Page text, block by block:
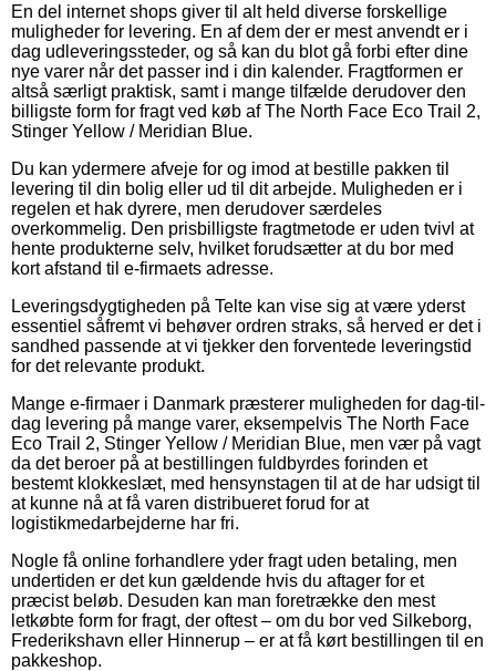
En del internet shops giver til alt held diverse forskellige
muligheder for levering. En af dem der er mest anvendt er i
dag udleveringssteder, og så kan du blot gå forbi efter dine
nye varer når det passer ind i din kalender. Fragtformen er
altså særligt praktisk, samt i mange tilfælde derudover den
billigste form for fragt ved køb af The North Face Eco Trail 2,
Stinger Yellow / Meridian Blue.
Du kan ydermere afveje for og imod at bestille pakken til
levering til din bolig eller ud til dit arbejde. Muligheden er i
regelen et hak dyrere, men derudover særdeles
overkommelig. Den prisbilligste fragtmetode er uden tvivl at
hente produkterne selv, hvilket forudsætter at du bor med
kort afstand til e-firmaets adresse.
Leveringsdygtigheden på Telte kan vise sig at være yderst
essentiel såfremt vi behøver ordren straks, så herved er det i
sandhed passende at vi tjekker den forventede leveringstid
for det relevante produkt.
Mange e-firmaer i Danmark præsterer muligheden for dag-til-
dag levering på mange varer, eksempelvis The North Face
Eco Trail 2, Stinger Yellow / Meridian Blue, men vær på vagt
da det beroer på at bestillingen fuldbyrdes forinden et
bestemt klokkeslæt, med hensynstagen til at de har udsigt til
at kunne nå at få varen distribueret forud for at
logistikmedarbejderne har fri.
Nogle få online forhandlere yder fragt uden betaling, men
undertiden er det kun gældende hvis du aftager for et
præcist beløb. Desuden kan man foretrække den mest
letkøbte form for fragt, der oftest – om du bor ved Silkeborg,
Frederikshavn eller Hinnerup – er at få kørt bestillingen til en
pakkeshop.